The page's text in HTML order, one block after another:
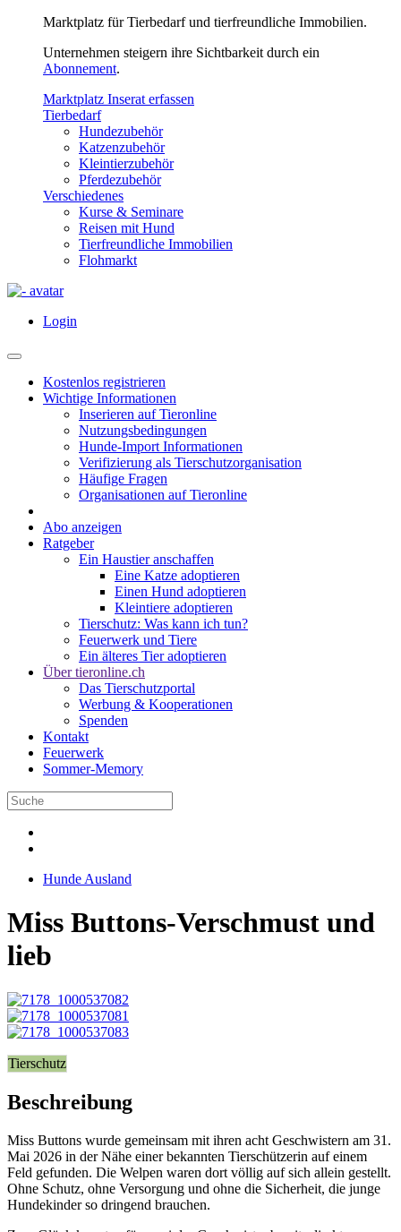
Marktplatz für Tierbedarf und tierfreundliche Immobilien.
Unternehmen steigern ihre Sichtbarkeit durch ein
Abonnement.
Marktplatz Inserat erfassen
Tierbedarf
Hundezubehör
Katzenzubehör
Kleintierzubehör
Pferdezubehör
Verschiedenes
Kurse & Seminare
Reisen mit Hund
Tierfreundliche Immobilien
Flohmarkt
Login
Kostenlos registrieren
Wichtige Informationen
Inserieren auf Tieronline
Nutzungsbedingungen
Hunde-Import Informationen
Verifizierung als Tierschutzorganisation
Häufige Fragen
Organisationen auf Tieronline
Abo anzeigen
Ratgeber
Ein Haustier anschaffen
Eine Katze adoptieren
Einen Hund adoptieren
Kleintiere adoptieren
Tierschutz: Was kann ich tun?
Feuerwerk und Tiere
Ein älteres Tier adoptieren
Über tieronline.ch
Das Tierschutzportal
Werbung & Kooperationen
Spenden
Kontakt
Feuerwerk
Sommer-Memory
Hunde Ausland
Miss Buttons-Verschmust und
lieb
Tierschutz
Beschreibung
Miss Buttons wurde gemeinsam mit ihren acht Geschwistern am 31.
Mai 2026 in der Nähe einer bekannten Tierschützerin auf einem
Feld gefunden. Die Welpen waren dort völlig auf sich allein gestellt.
Ohne Schutz, ohne Versorgung und ohne die Sicherheit, die junge
Hundekinder so dringend brauchen.